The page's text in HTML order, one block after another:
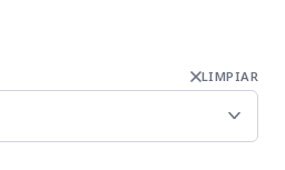
LIMPIAR